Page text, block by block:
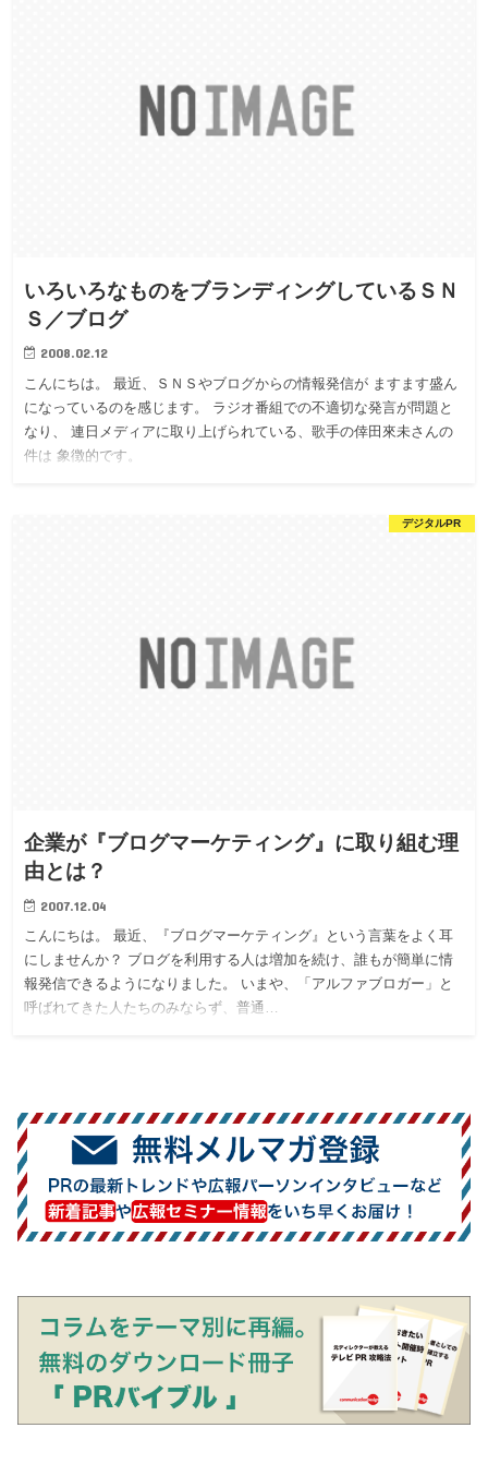
いろいろなものをブランディングしているＳＮ
Ｓ／ブログ
2008.02.12
こんにちは。 最近、ＳＮＳやブログからの情報発信が ますます盛ん
になっているのを感じます。 ラジオ番組での不適切な発言が問題と
なり、 連日メディアに取り上げられている、歌手の倖田來未さんの
件は 象徴的です。
デジタルPR
企業が『ブログマーケティング』に取り組む理
由とは？
2007.12.04
こんにちは。 最近、『ブログマーケティング』という言葉をよく耳
にしませんか？ ブログを利用する人は増加を続け、誰もが簡単に情
報発信できるようになりました。 いまや、「アルファブロガー」と
呼ばれてきた人たちのみならず、普通…